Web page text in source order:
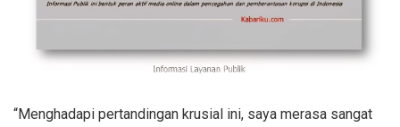
“Menghadapi pertandingan krusial ini, saya merasa sangat